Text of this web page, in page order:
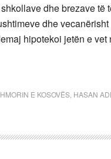
dhe brezave të
dhe
hipotekoi jetën e vet
E KOSOVËS HASAN